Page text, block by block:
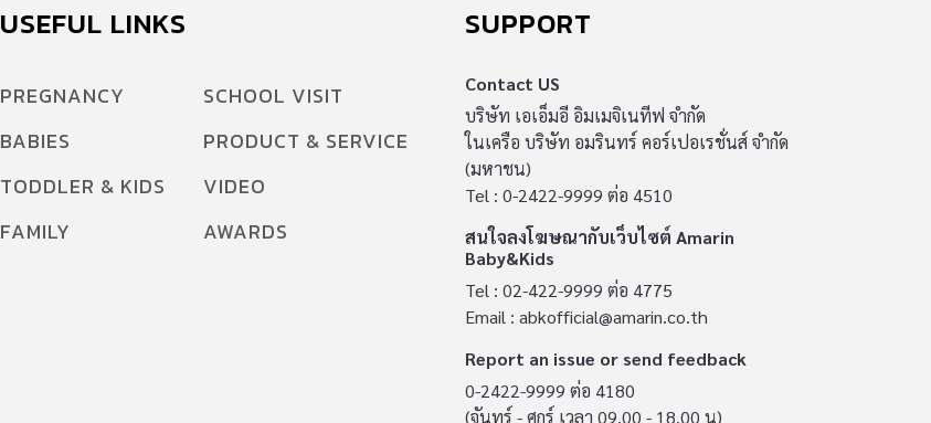
USEFUL LINKS
PREGNANCY
BABIES
TODDLER & KIDS
FAMILY
SCHOOL VISIT
PRODUCT & SERVICE
VIDEO
AWARDS
SUPPORT
Contact US
บริษัท เอเอ็มอี อิมเมจิเนทีฟ จำกัด
ในเครือ บริษัท อมรินทร์ คอร์เปอเรชั่นส์ จำกัด
(มหาชน)
Tel : 0-2422-9999 ต่อ 4510
สนใจลงโฆษณากับเว็บไซต์ Amarin
Baby&Kids
Tel : 02-422-9999 ต่อ 4775
Email : abkofficial@amarin.co.th
Report an issue or send feedback
0-2422-9999 ต่อ 4180
(จันทร์ - ศุกร์ เวลา 09.00 - 18.00 น)